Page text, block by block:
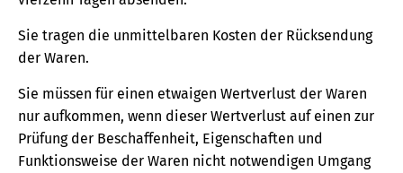
Sie tragen die unmittelbaren Kosten der Rücksendung
der Waren.
Sie müssen für einen etwaigen Wertverlust der Waren
nur aufkommen, wenn dieser Wertverlust auf einen zur
Prüfung der Beschaffenheit, Eigenschaften und
Funktionsweise der Waren nicht notwendigen Umgang